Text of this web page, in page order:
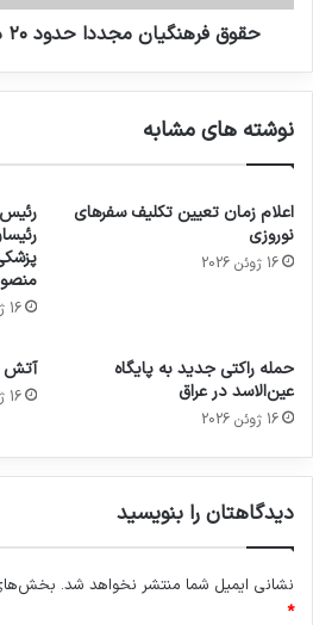
حقوق فرهنگیان مجددا حدود ۲۰ درصد افزایش می یابد
نوشته های مشابه
اعلام زمان تعیین تکلیف سفرهای
نوروزی
16 ژوئن 2026
16 ژوئن 2026
حمله راکتی جدید به پایگاه
عین‌الاسد در عراق
16 ژوئن 2026
آتش
16 ژوئن 2026
دیدگاهتان را بنویسید
نشانی ایمیل شما منتشر نخواهد شد. بخش‌های
*